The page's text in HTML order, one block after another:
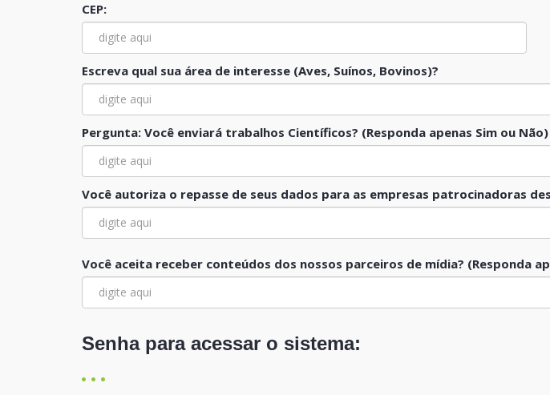
CEP:
Escreva qual sua área de interesse (Aves, Suínos, Bovinos)?
Pergunta: Você enviará trabalhos Científicos? (Responda apenas Sim ou Não)
Você autoriza o repasse de seus dados para as empresas patrocinadoras
Você aceita receber conteúdos dos nossos parceiros de mídia? (Responda
Senha para acessar o sistema: